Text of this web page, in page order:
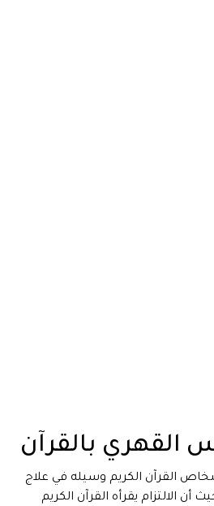
القهري بالقرآن
القرآن الكريم وسيله في علاج
الالتزام يقرأه القرآن الكريم